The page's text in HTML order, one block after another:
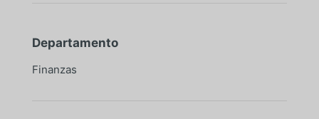
Departamento
Finanzas